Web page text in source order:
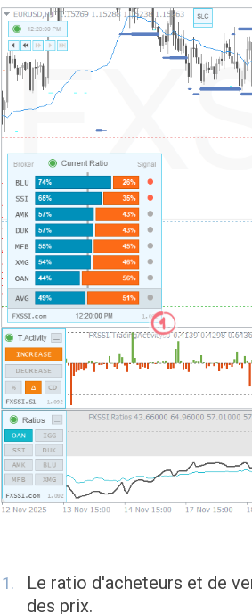
Le ratio d'acheteurs et de
des prix.